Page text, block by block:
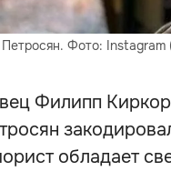
Петросян. Фото:
Филипп
обладает